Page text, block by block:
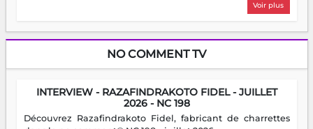
Voir plus
NO COMMENT TV
INTERVIEW - RAZAFINDRAKOTO FIDEL - JUILLET
2026 - NC 198
Découvrez Razafindrakoto Fidel, fabricant de charrettes